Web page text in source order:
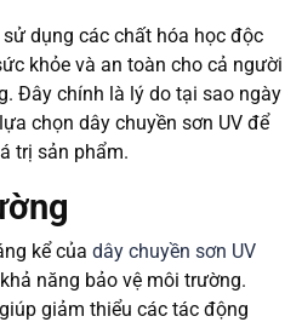
dụng các chất hóa học độc
khỏe và an toàn cho cả người
Đây chính là lý do tại sao ngày
chọn dây chuyền sơn UV để
trị sản phẩm.
kể của dây chuyền sơn UV
năng bảo vệ môi trường.
giảm thiểu các tác động